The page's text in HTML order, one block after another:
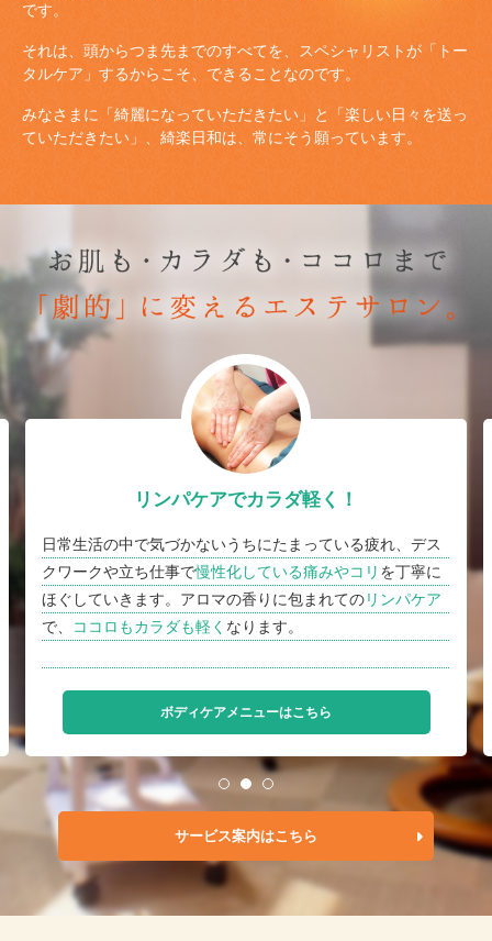
です。
それは、頭からつま先までのすべてを、スペシャリストが「トー
タルケア」するからこそ、できることなのです。
みなさまに「綺麗になっていただきたい」と「楽しい日々を送っ
ていただきたい」、綺楽日和は、常にそう願っています。
リンパケアでカラダ軽く！
日常生活の中で気づかないうちにたまっている疲れ、デス
クワークや立ち仕事で慢性化している痛みやコリ を丁寧に
ほぐしていきます。アロマの香りに包まれてのリンパケア
で、
ココロもカラダも軽く なります。
ボディケアメニューはこちら
1 2 3
サービス案内はこちら